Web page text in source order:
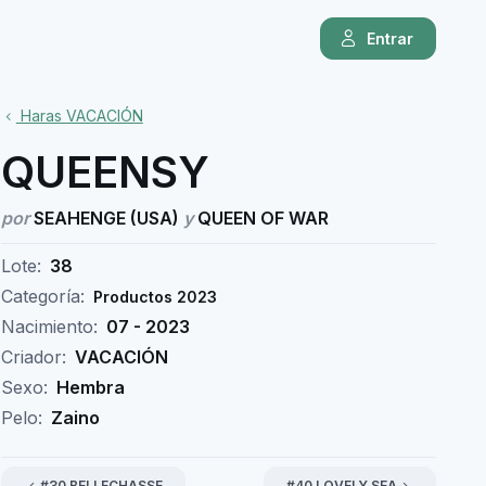
Entrar
Haras VACACIÓN
QUEENSY
porSEAHENGE (USA) yQUEEN OF WAR
Lote: 38
Categoría: Productos 2023
Nacimiento: 07 - 2023
Criador: VACACIÓN
Sexo: Hembra
Pelo: Zaino